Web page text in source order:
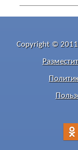
Copyright ©